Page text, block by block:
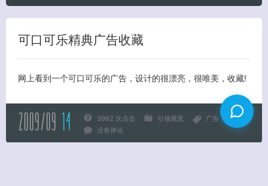
可口可乐精典广告收藏
网上看到一个可口可乐的广告，设计的很漂亮，很唯美，收藏!
2009/09 14 3962 次点击 引领视觉
广告
没有评论